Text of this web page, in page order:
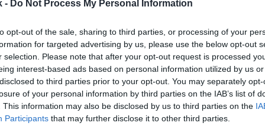
- Do Not Process My Personal Information
opt-out of the sale, sharing to third parties, or processing of your
for targeted advertising by us, please use the below opt-out
selection. Please note that after your opt-out request is processed
interest-based ads based on personal information utilized by us
to third parties prior to your opt-out. You may separately
of your personal information by third parties on the IAB’s list of
This information may also be disclosed by us to third parties on the
Participants that may further disclose it to other third parties.
el mercado español,según ha informado en un
del proyecto del Mundial de Clubes
con una dilatada trayectoria de más de 20
y el marketing, habiendo
en compañías comoOrange España,donde
of low cost business.Anteriormentetambién
donde desempeñó funciones de analista de
de marketing e investigación de mercados,